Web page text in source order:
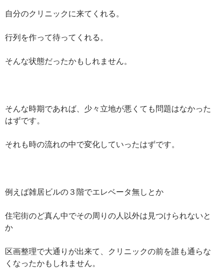
自分のクリニックに来てくれる。
行列を作って待ってくれる。
そんな状態だったかもしれません。
そんな時期であれば、少々立地が悪くても問題はなかった
はずです。
それも時の流れの中で変化していったはずです。
例えば雑居ビルの３階でエレベータ無しとか
住宅街のど真ん中でその周りの人以外は見つけられないと
か
区画整理で大通りが出来て、クリニックの前を誰も通らな
くなったかもしれません。